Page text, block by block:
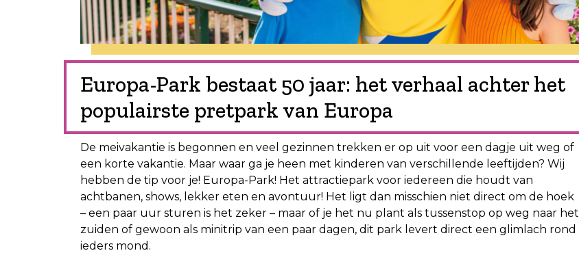
Europa-Park bestaat 50 jaar: het verhaal achter het
populairste pretpark van Europa
De meivakantie is begonnen en veel gezinnen trekken er op uit voor een dagje uit weg of
een korte vakantie. Maar waar ga je heen met kinderen van verschillende leeftijden? Wij
hebben de tip voor je! Europa-Park! Het attractiepark voor iedereen die houdt van
achtbanen, shows, lekker eten en avontuur! Het ligt dan misschien niet direct om de hoek
– een paar uur sturen is het zeker – maar of je het nu plant als tussenstop op weg naar het
zuiden of gewoon als minitrip van een paar dagen, dit park levert direct een glimlach rond
ieders mond.